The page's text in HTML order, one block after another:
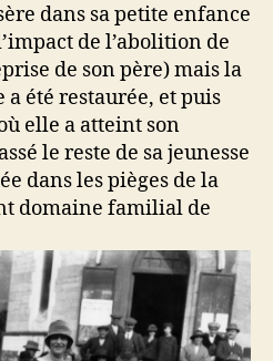
dans sa petite enfance
de l’abolition de
de son père) mais la
été restaurée, et puis
elle a atteint son
le reste de sa jeunesse
dans les pièges de la
domaine familial de